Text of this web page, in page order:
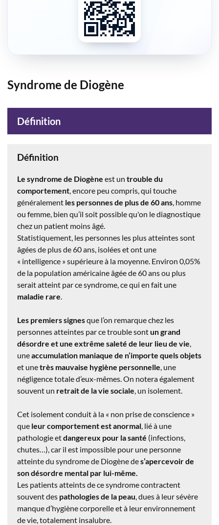
Syndrome de Diogène
Définition
Définition
Le syndrome de Diogène est un trouble du
comportement, encore peu compris, qui touche
généralement les personnes de plus de 60 ans, homme
ou femme, bien qu’il soit possible qu'on le diagnostique
chez un patient moins âgé.
Statistiquement, les personnes les plus atteintes sont
âgées de plus de 60 ans, isolées et ont une
« intelligence » supérieure à la moyenne. Environ 0,05%
de la population américaine âgée de 60 ans ou plus
serait atteint par ce syndrome, ce qui en fait une
maladie rare.
Les premiers signesque l’on remarque chez les
personnes atteintes par ce trouble sontun grand
désordre et une extrême saleté de leur lieu de vie,
uneaccumulation maniaque de n’importe quels objets
et unetrès mauvaise hygiène personnelle, une
négligence totale d’eux-mêmes. On notera également
souvent un retrait de la vie sociale, un isolement.
Cet isolement conduit à la « non prise de conscience »
que leur comportement est anormal, lié à une
pathologie etdangereux pour la santé (infections,
chutes…), car il est impossible pour une personne
atteinte du syndrome de Diogène des’apercevoir de
son désordre mental par lui-même.
Les patients atteints de ce syndrome contractent
souvent des pathologies de la peau, dues à leur sévère
manque d’hygiène corporelle et à leur environnement
de vie, totalement insalubre.